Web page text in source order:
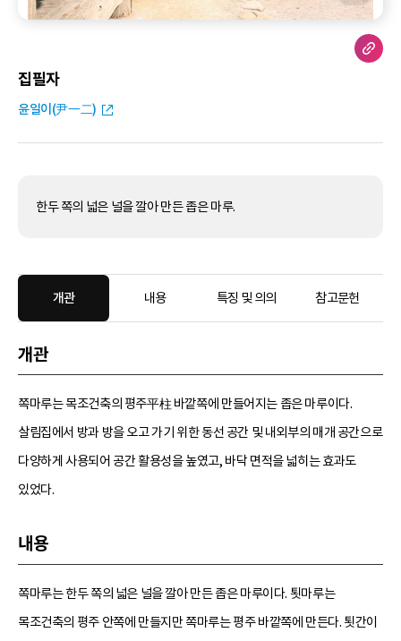
집필자
윤일이(尹一二)
한두 쪽의 넓은 널을 깔아 만든 좁은 마루.
개관 내용 특징 및 의의 참고문헌
개관
쪽마루는 목조건축의 평주平柱 바깥쪽에 만들어지는 좁은 마루이다.
살림집에서 방과 방을 오고 가기 위한 동선 공간 및 내외부의 매개 공간으로
다양하게 사용되어 공간 활용성을 높였고, 바닥 면적을 넓히는 효과도
있었다.
내용
쪽마루는 한두 쪽의 넓은 널을 깔아 만든 좁은 마루이다. 툇마루는
목조건축의 평주 안쪽에 만들지만 쪽마루는 평주 바깥쪽에 만든다. 툇간이